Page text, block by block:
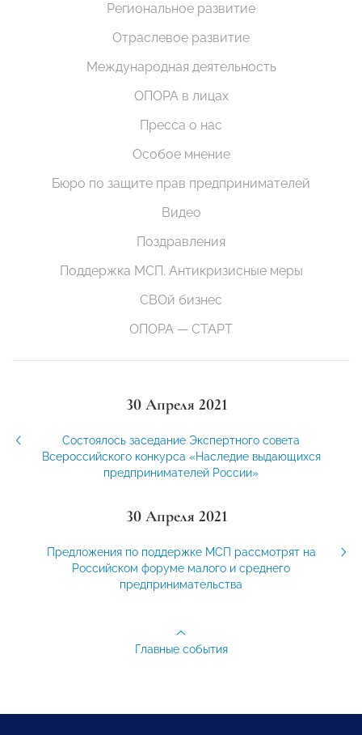
Региональное развитие
Отраслевое развитие
Международная деятельность
ОПОРА в лицах
Пресса о нас
Особое мнение
Бюро по защите прав предпринимателей
Видео
Поздравления
Поддержка МСП. Антикризисные меры
СВОй бизнес
ОПОРА — СТАРТ
30 Апреля 2021
Состоялось заседание Экспертного совета
Всероссийского конкурса «Наследие выдающихся
предпринимателей России»
30 Апреля 2021
Предложения по поддержке МСП рассмотрят на
Российском форуме малого и среднего
предпринимательства
Главные события